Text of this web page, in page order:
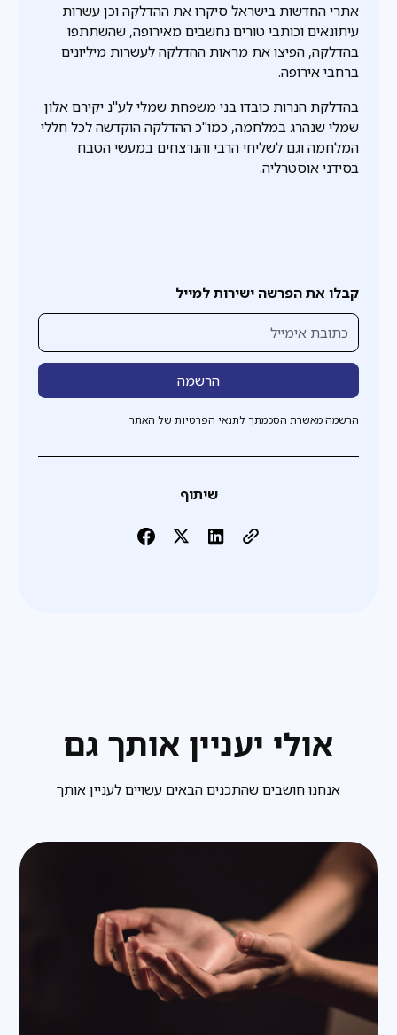
קבלו את הפרשה ישירות למייל
הרשמה מאשרת הסכמתך לתנאי הפרטיות של האתר.
שיתוף
אתרי החדשות בישראל סיקרו את ההדלקה וכן עשרות
עיתונאים וכותבי טורים נחשבים מאירופה, שהשתתפו
בהדלקה, הפיצו את מראות ההדלקה לעשרות מיליונים
ברחבי אירופה.
בהדלקת הנרות כובדו בני משפחת שמלי לע"נ יקירם אלון
שמלי שנהרג במלחמה, כמו"כ ההדלקה הוקדשה לכל חללי
המלחמה וגם לשליחי הרבי והנרצחים במעשי הטבח
בסידני אוסטרליה.
אולי יעניין אותך גם
אנחנו חושבים שהתכנים הבאים עשויים לעניין אותך